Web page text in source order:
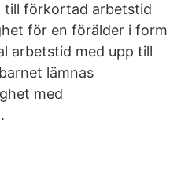
till förkortad arbetstid
för en förälder i form
arbetstid med upp till
lämnas
med